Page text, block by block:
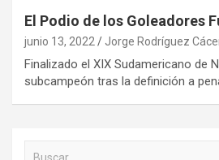
El Podio de los Goleadores
junio 13, 2022 Jorge Rodríguez
Finalizado el XIX Sudamericano de
subcampeón tras la definición a